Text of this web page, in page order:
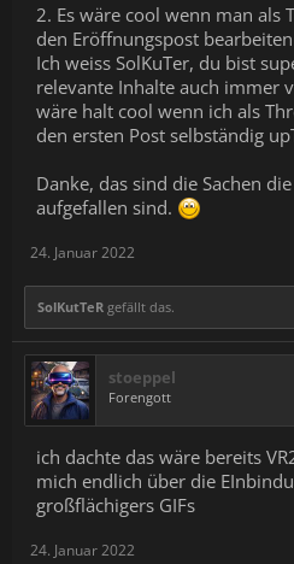
2. Es wäre cool wenn man als
den Eröffnungspost
Ich weiss SolKuTer, du bist
relevante Inhalte auch immer
wäre halt cool wenn ich als
den ersten Post selbständig
Danke, das sind die Sachen
aufgefallen sind.
24. Januar 2022
SolKutTeR gefällt das.
stoeppel
Forengott
ich dachte das wäre bereits
mich endlich über die
großflächigers GIFs
24. Januar 2022